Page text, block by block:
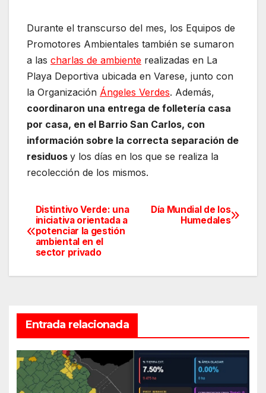
Durante el transcurso del mes, los Equipos de
Promotores Ambientales también se sumaron
a las charlas de ambiente realizadas en La
Playa Deportiva ubicada en Varese, junto con
la Organización Ángeles Verdes. Además,
coordinaron una entrega de folletería casa
por casa, en el Barrio San Carlos, con
información sobre la correcta separación de
residuos y los días en los que se realiza la
recolección de los mismos.
Navegación
de
entradas
Día Mundial de los
Humedales
Distintivo Verde: una
iniciativa orientada a
potenciar la gestión
ambiental en el
sector privado
Entrada relacionada